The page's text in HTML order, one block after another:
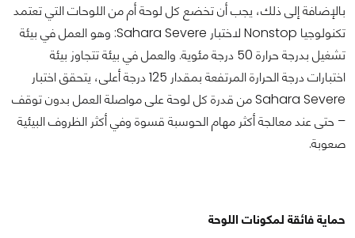
بالإضافة إلى ذلك، يجب أن تخضع كل لوحة أم من اللوحات التي تعتمد
تكنولوجيا Nonstop لاختبار Sahara Severe: وهو العمل في بيئة
تشغيل بدرجة حرارة 50 درجة مئوية. والعمل في بيئة تتجاوز بيئة
اختبارات درجة الحرارة المرتفعة بمقدار 125 درجة أعلى، يتحقق اختبار
Sahara Severe من قدرة كل لوحة على مواصلة العمل بدون توقف
– حتى عند معالجة أكثر مهام الحوسبة قسوة وفي أكثر الظروف البيئية
صعوبة.
حماية فائقة لمكونات اللوحة